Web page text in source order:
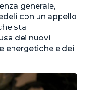
generale,
con un appello
sta
dei nuovi
energetiche e dei